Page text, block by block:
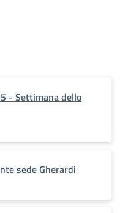
- Settimana dello
sede Gherardi